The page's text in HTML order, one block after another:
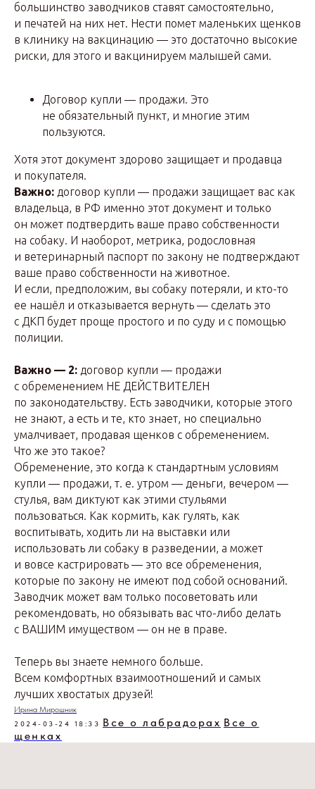
большинство заводчиков ставят самостоятельно,
и печатей на них нет. Нести помет маленьких щенков
в клинику на вакцинацию — это достаточно высокие
риски, для этого и вакцинируем малышей сами.
Договор купли — продажи. Это
не обязательный пункт, и многие этим
пользуются.
Хотя этот документ здорово защищает и продавца
и покупателя.
Важно: договор купли — продажи защищает вас как
владельца, в РФ именно этот документ и только
он может подтвердить ваше право собственности
на собаку. И наоборот, метрика, родословная
и ветеринарный паспорт по закону не подтверждают
ваше право собственности на животное.
И если, предположим, вы собаку потеряли, и кто-то
ее нашёл и отказывается вернуть — сделать это
с ДКП будет проще простого и по суду и с помощью
полиции.
Важно — 2: договор купли — продажи
с обременением НЕ ДЕЙСТВИТЕЛЕН
по законодательству. Есть заводчики, которые этого
не знают, а есть и те, кто знает, но специально
умалчивает, продавая щенков с обременением.
Что же это такое?
Обременение, это когда к стандартным условиям
купли — продажи, т. е. утром — деньги, вечером —
стулья, вам диктуют как этими стульями
пользоваться. Как кормить, как гулять, как
воспитывать, ходить ли на выставки или
использовать ли собаку в разведении, а может
и вовсе кастрировать — это все обременения,
которые по закону не имеют под собой оснований.
Заводчик может вам только посоветовать или
рекомендовать, но обязывать вас что-либо делать
с ВАШИМ имуществом — он не в праве.
Теперь вы знаете немного больше.
Всем комфортных взаимоотношений и самых
лучших хвостатых друзей!
Ирина Мирошник
2024-03-24 18:33 Все о лабрадорах Все о
щенках